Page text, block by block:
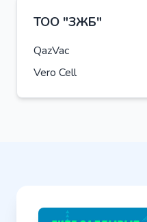
ТОО "ЗЖБ"
QazVac
Vero Cell